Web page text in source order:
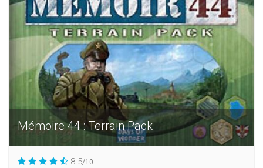
Mémoire 44 : Terrain Pack
8.5/10